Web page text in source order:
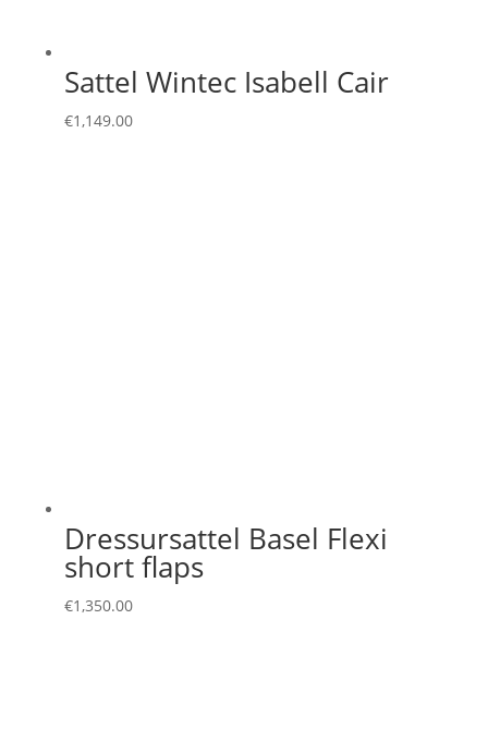
Sattel Wintec Isabell Cair
€1,149.00
Dressursattel Basel Flexi
short flaps
€1,350.00